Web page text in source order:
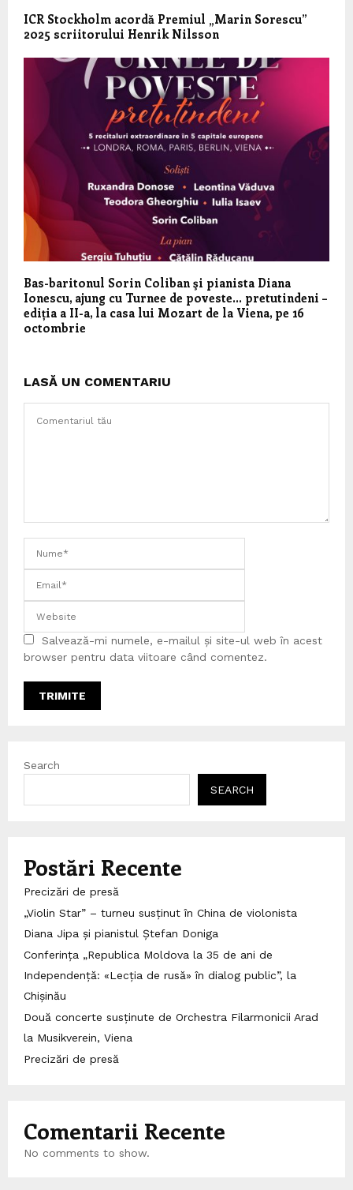
ICR Stockholm acordă Premiul „Marin Sorescu”
2025 scriitorului Henrik Nilsson
Bas-baritonul Sorin Coliban şi pianista Diana
Ionescu, ajung cu Turnee de poveste… pretutindeni –
ediția a II-a, la casa lui Mozart de la Viena, pe 16
octombrie
LASĂ UN COMENTARIU
Salvează-mi numele, e-mailul și site-ul web în acest
browser pentru data viitoare când comentez.
Search
SEARCH
Postări Recente
Precizări de presă
„Violin Star” – turneu susținut în China de violonista
Diana Jipa și pianistul Ștefan Doniga
Conferința „Republica Moldova la 35 de ani de
Independență: «Lecția de rusă» în dialog public”, la
Chișinău
Două concerte susținute de Orchestra Filarmonicii Arad
la Musikverein, Viena
Precizări de presă
Comentarii Recente
No comments to show.